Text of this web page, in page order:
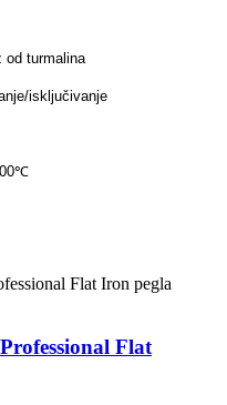
od turmalina
isključivanje
Flat